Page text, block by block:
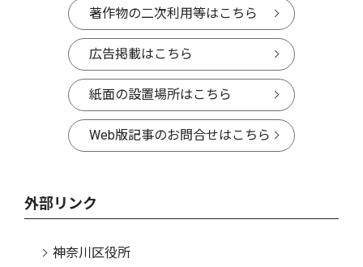
著作物の二次利用等はこちら
広告掲載はこちら
紙面の設置場所はこちら
Web版記事のお問合せはこちら
外部リンク
神奈川区役所